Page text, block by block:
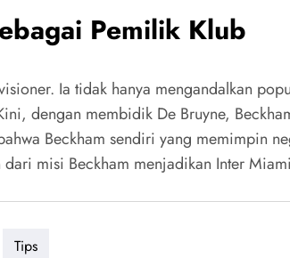
Pemilik Klub
Ia tidak hanya mengandalkan
dengan membidik De Bruyne,
Beckham sendiri yang memimpin
misi Beckham menjadikan Inter
Tips